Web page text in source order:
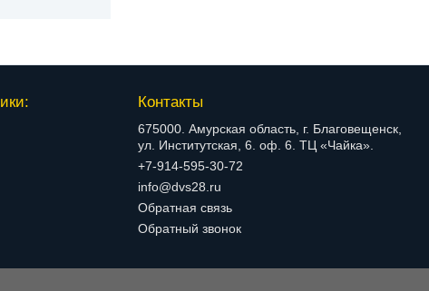
Контакты
675000. Амурская область, г. Благовещенск,
ул. Институтская, 6. оф. 6. ТЦ «Чайка».
+7-914-595-30-72
info@dvs28.ru
Обратная связь
Обратный звонок